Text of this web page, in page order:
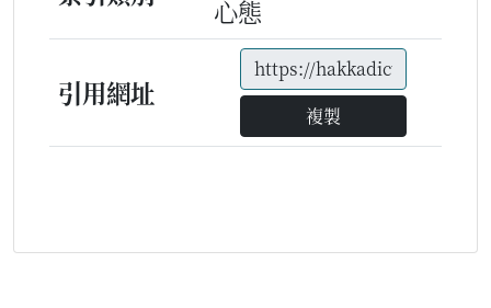
心態
引用網址
複製